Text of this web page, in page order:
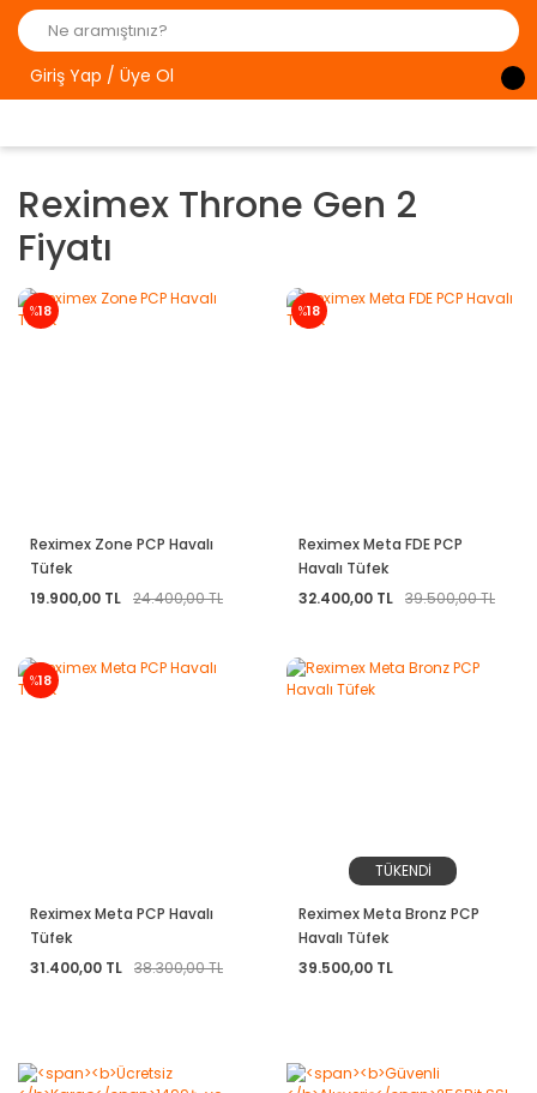
Giriş Yap / Üye Ol
Reximex Throne Gen 2
Fiyatı
%18
Reximex Zone PCP Havalı
Tüfek
19.900,00 TL 24.400,00 TL
%18
Reximex Meta FDE PCP
Havalı Tüfek
32.400,00 TL 39.500,00 TL
%18
Reximex Meta PCP Havalı
Tüfek
31.400,00 TL 38.300,00 TL
TÜKENDİ
Reximex Meta Bronz PCP
Havalı Tüfek
39.500,00 TL